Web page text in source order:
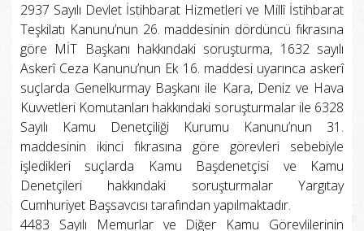
2937 Sayılı Devlet İstihbarat Hizmetleri ve Millî İstihbarat
Teşkilatı Kanunu’nun 26. maddesinin dördüncü fıkrasına
göre MİT Başkanı hakkındaki soruşturma, 1632 sayılı
Askerî Ceza Kanunu’nun Ek 16. maddesi uyarınca askerî
suçlarda Genelkurmay Başkanı ile Kara, Deniz ve Hava
Kuvvetleri Komutanları hakkındaki soruşturmalar ile 6328
Sayılı Kamu Denetçiliği Kurumu Kanunu’nun 31.
maddesinin ikinci fıkrasına göre görevleri sebebiyle
işledikleri suçlarda Kamu Başdenetçisi ve Kamu
Denetçileri hakkındaki soruşturmalar Yargıtay
Cumhuriyet Başsavcısı tarafından yapılmaktadır.
4483 Sayılı Memurlar ve Diğer Kamu Görevlilerinin